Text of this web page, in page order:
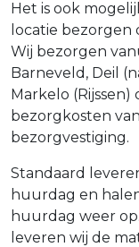
Het is ook
locatie bezorgen
Wij bezorgen
Barneveld, Deil
Markelo
bezorgkosten
bezorgvestiging.
Standaard
huurdag en
huurdag weer
leveren wij de